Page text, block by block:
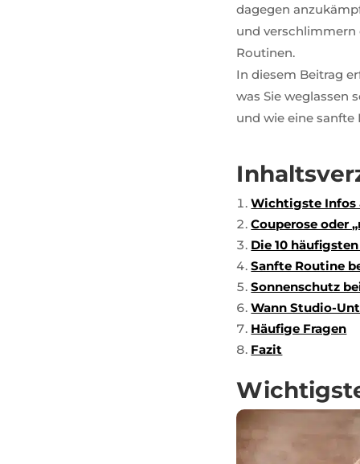
dagegen
und verschlimmern
Routinen.
In diesem Beitrag
was Sie weglassen
und wie eine
Wichtigste Infos
Couperose oder
Die 10
Sanfte Routine
Sonnenschutz
Wann Studio-
Häufige Fragen
Fazit